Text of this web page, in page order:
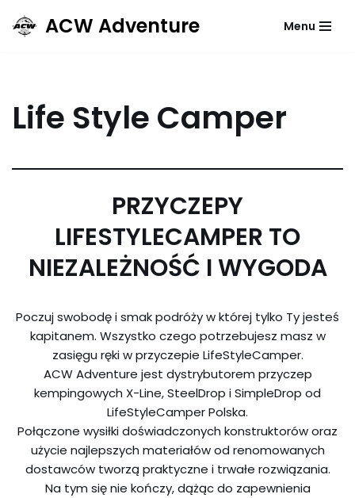
Przejdź
ACW Adventure Menu
Life Style Camper
PRZYCZEPY
LIFESTYLECAMPER TO
NIEZALEŻNOŚĆ I WYGODA
Poczuj swobodę i smak podróży w której tylko Ty jesteś
kapitanem. Wszystko czego potrzebujesz masz w
zasięgu ręki w przyczepie LifeStyleCamper.
ACW Adventure jest dystrybutorem przyczep
kempingowych X-Line, SteelDrop i SimpleDrop od
LifeStyleCamper Polska.
Połączone wysiłki doświadczonych konstruktorów oraz
użycie najlepszych materiałów od renomowanych
dostawców tworzą praktyczne i trwałe rozwiązania.
Na tym się nie kończy, dążąc do zapewnienia